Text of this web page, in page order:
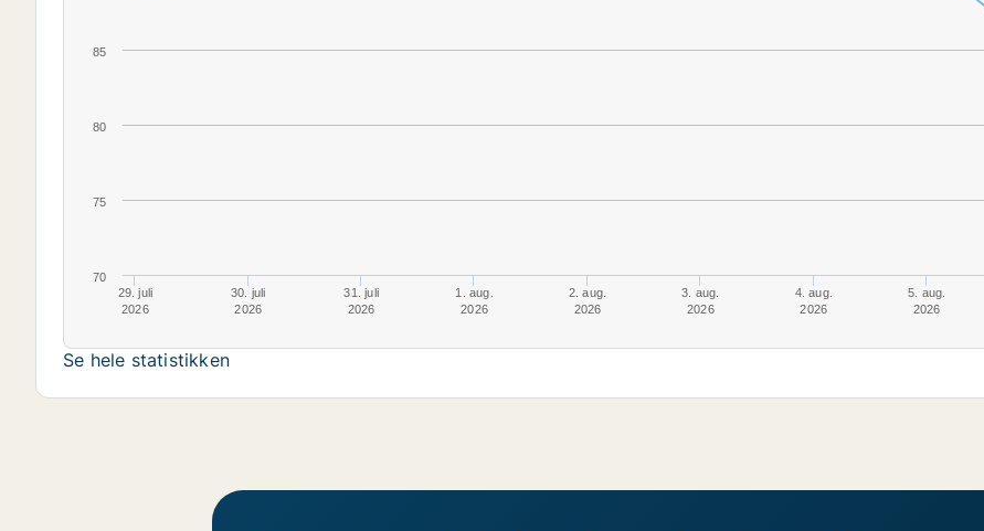
29. juli
2026
30. juli
2026
31. juli
2026
1. aug.
2026
2. aug.
2026
3. aug.
2026
4. aug.
2026
5. aug.
2026
70
75
80
85
Se hele statistikken